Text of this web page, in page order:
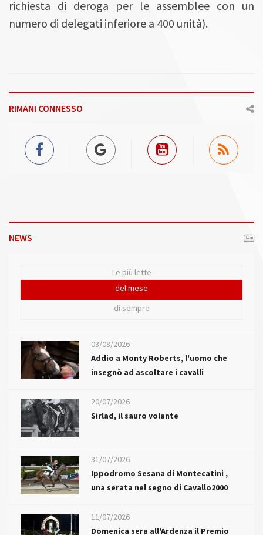
richiesta di deroga per le assemblee con un
numero di delegati inferiore a 400 unità).
RIMANI CONNESSO
NEWS
Le più lette
del mese
di sempre
03/08/2026
Addio a Monty Roberts, l'uomo che
insegnò ad ascoltare i cavalli
20/07/2026
Sirlad, il sauro volante
31/07/2026
Ippodromo Sesana di Montecatini ,
una serata nel segno di Cavallo2000
11/07/2026
Domenica sera all'Ardenza il Premio